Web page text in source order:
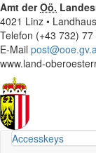
Amt derOö.
4021 Linz •
Telefon (+43 732) 77
E-Mail
www.land-
Accesskeys